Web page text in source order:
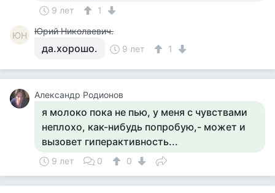
9 лет 1
ЮН Юрий Николаевич.
да.хорошо. 9 лет 1
Александр Родионов
я молоко пока не пью, у меня с чувствами
неплохо, как-нибудь попробую,- может и
вызовет гиперактивность...
9 лет 0 0